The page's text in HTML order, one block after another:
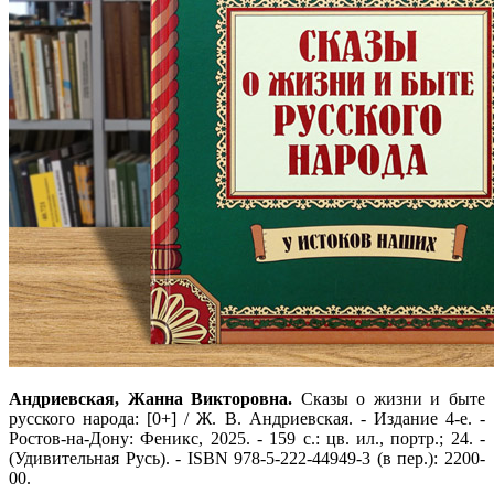
Андриевская, Жанна Викторовна. Сказы о жизни и быте
русского народа: [0+] / Ж. В. Андриевская. - Издание 4-е. -
Ростов-на-Дону: Феникс, 2025. - 159 с.: цв. ил., портр.; 24. -
(Удивительная Русь). - ISBN 978-5-222-44949-3 (в пер.): 2200-
00.